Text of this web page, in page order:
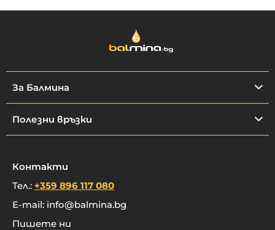
За Балмина
Полезни връзки
Контакти
Тел.: +359 896 117 080
E-mail: info@balmina.bg
Пишете ни